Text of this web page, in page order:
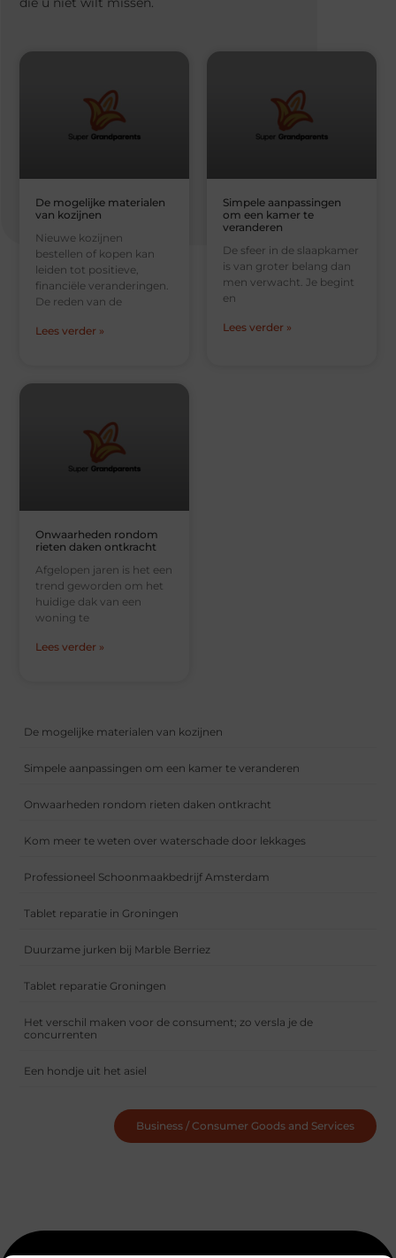
De mogelijke materialen
van kozijnen
Nieuwe kozijnen
bestellen of kopen kan
leiden tot positieve,
financiële veranderingen.
De reden van de
Lees verder »
Simpele aanpassingen
om een kamer te
veranderen
De sfeer in de slaapkamer
is van groter belang dan
men verwacht. Je begint
en
Lees verder »
Onwaarheden rondom
rieten daken ontkracht
Afgelopen jaren is het een
trend geworden om het
huidige dak van een
woning te
Lees verder »
De mogelijke materialen van kozijnen
Simpele aanpassingen om een kamer te veranderen
Onwaarheden rondom rieten daken ontkracht
Kom meer te weten over waterschade door lekkages
Professioneel Schoonmaakbedrijf Amsterdam
Tablet reparatie in Groningen
Duurzame jurken bij Marble Berriez
Tablet reparatie Groningen
Het verschil maken voor de consument; zo versla je de
concurrenten
Een hondje uit het asiel
Business / Consumer Goods and Services